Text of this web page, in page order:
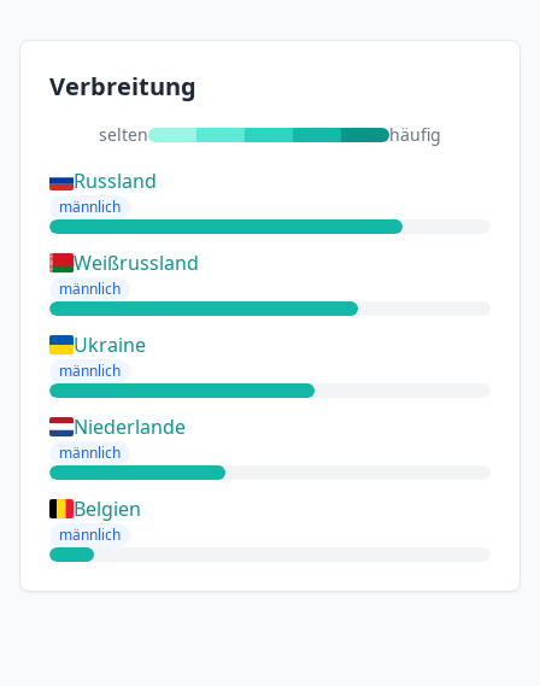
Verbreitung
selten häufig
Russland
männlich
Weißrussland
männlich
Ukraine
männlich
Niederlande
männlich
Belgien
männlich